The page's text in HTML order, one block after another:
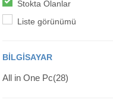
Stokta Olanlar
Liste görünümü
BILGISAYAR
All in One Pc(28)